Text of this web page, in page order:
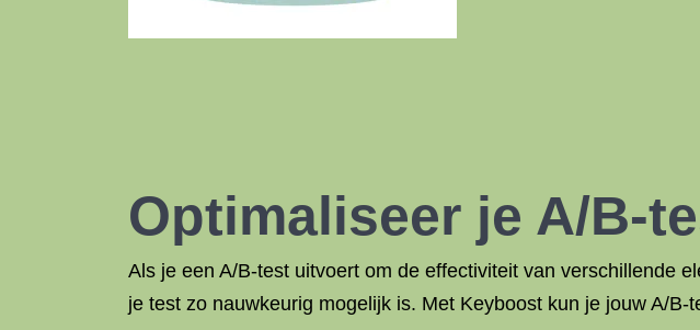
Optimaliseer je A/B-
Als je een A/B-test uitvoert om de effectiviteit van verschillende
je test zo nauwkeurig mogelijk is. Met Keyboost kun je jouw A/